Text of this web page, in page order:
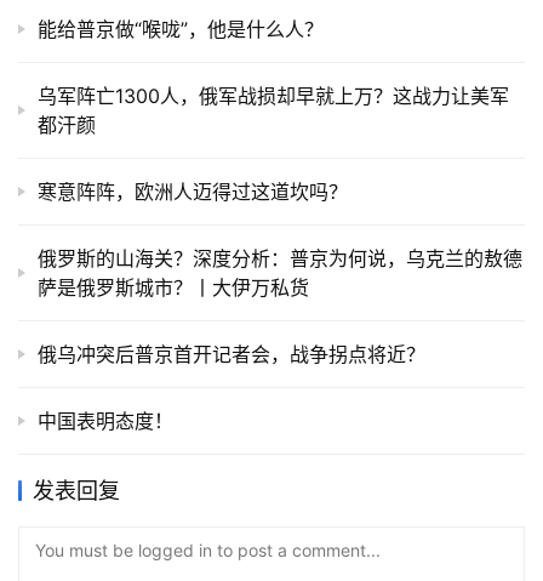
能给普京做“喉咙”，他是什么人？
乌军阵亡1300人，俄军战损却早就上万？这战力让美军
都汗颜
寒意阵阵，欧洲人迈得过这道坎吗？
俄罗斯的山海关？深度分析：普京为何说，乌克兰的敖德
萨是俄罗斯城市？丨大伊万私货
俄乌冲突后普京首开记者会，战争拐点将近？
中国表明态度！
发表回复
You must be logged in to post a comment...